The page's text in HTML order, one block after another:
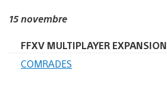
15 novembre
FFXV MULTIPLAYER EXPANSION
COMRADES